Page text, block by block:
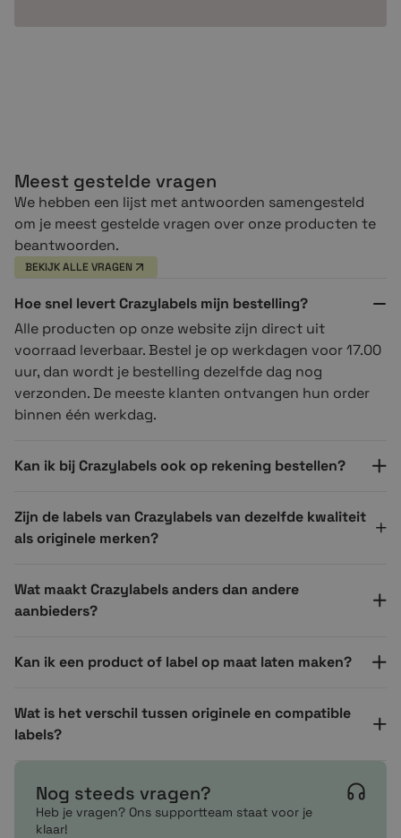
Meest gestelde vragen
We hebben een lijst met antwoorden samengesteld
om je meest gestelde vragen over onze producten te
beantwoorden.
BEKIJK ALLE VRAGEN
Hoe snel levert Crazylabels mijn bestelling?
Alle producten op onze website zijn direct uit
voorraad leverbaar. Bestel je op werkdagen voor 17.00
uur, dan wordt je bestelling dezelfde dag nog
verzonden. De meeste klanten ontvangen hun order
binnen één werkdag.
Kan ik bij Crazylabels ook op rekening bestellen?
Zijn de labels van Crazylabels van dezelfde kwaliteit
als originele merken?
Wat maakt Crazylabels anders dan andere
aanbieders?
Kan ik een product of label op maat laten maken?
Wat is het verschil tussen originele en compatible
labels?
Nog steeds vragen?
Heb je vragen? Ons supportteam staat voor je
klaar!